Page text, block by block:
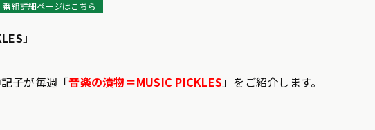
番組詳細ページはこちら
」
子が毎週「音楽の漬物＝MUSIC PICKLES」をご紹介します。